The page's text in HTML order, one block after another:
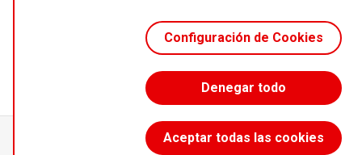
Configuración de Cookies
Denegar todo
Aceptar todas las cookies
Accede sin límites desde 55 €/año